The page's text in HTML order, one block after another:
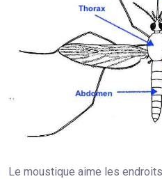
Le moustique aime les